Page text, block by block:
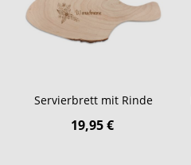
Servierbrett mit Rinde
19,95 €